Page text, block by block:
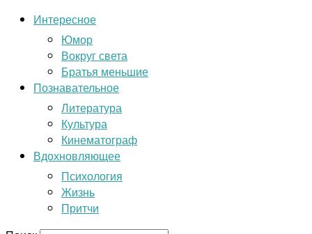
Интересное
Юмор
Вокруг света
Братья меньшие
Познавательное
Литература
Культура
Кинематограф
Вдохновляющее
Психология
Жизнь
Притчи